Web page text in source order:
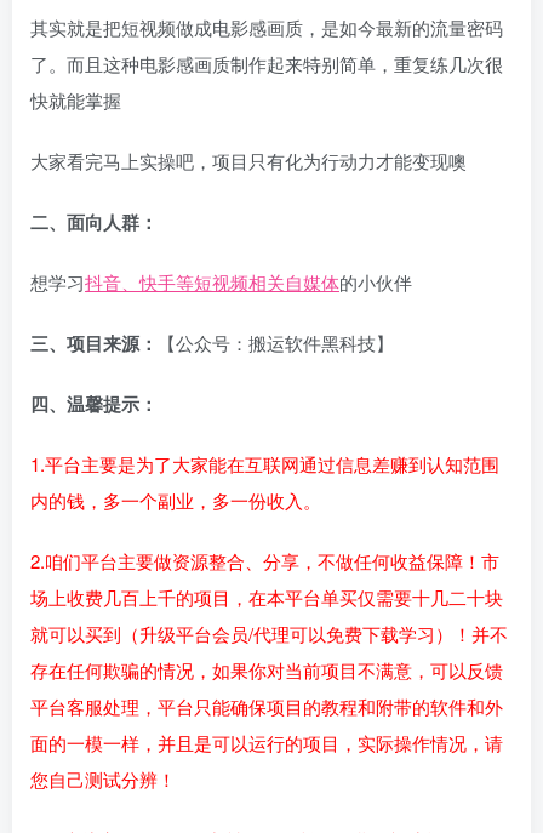
其实就是把短视频做成电影感画质，是如今最新的流量密码
了。而且这种电影感画质制作起来特别简单，重复练几次很
快就能掌握
大家看完马上实操吧，项目只有化为行动力才能变现噢
二、面向人群：
想学习抖音、快手等短视频相关自媒体的小伙伴
三、项目来源： 【公众号：搬运软件黑科技】
四、温馨提示：
1.平台主要是为了大家能在互联网通过信息差赚到认知范围
内的钱，多一个副业，多一份收入。
2.咱们平台主要做资源整合、分享，不做任何收益保障！市
场上收费几百上千的项目，在本平台单买仅需要十几二十块
就可以买到（升级平台会员/代理可以免费下载学习）！并不
存在任何欺骗的情况，如果你对当前项目不满意，可以反馈
平台客服处理，平台只能确保项目的教程和附带的软件和外
面的一模一样，并且是可以运行的项目，实际操作情况，请
您自己测试分辨！